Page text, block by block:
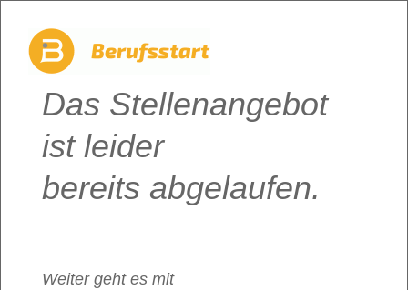
Das Stellenangebot
ist leider
bereits abgelaufen.
Weiter geht es mit